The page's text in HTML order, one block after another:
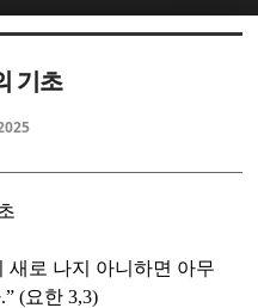
기초
새로 나지 아니하면 아무
.” (요한3,3)
북5
치북5
북5
치북5